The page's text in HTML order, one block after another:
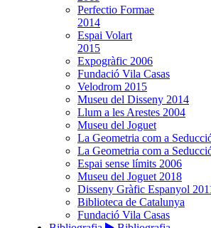
Perfectio Formae
2014
Espai Volart
2015
Expogràfic 2006
Fundació Vila Casas
Velodrom 2015
Museu del Disseny 2014
Llum a les Arestes 2004
Museu del Joguet
La Geometria com a
La Geometria com a
Espai sense límits 2006
Museu del Joguet 2018
Disseny Gràfic Espanyol
Biblioteca de Catalunya
Fundació Vila Casas